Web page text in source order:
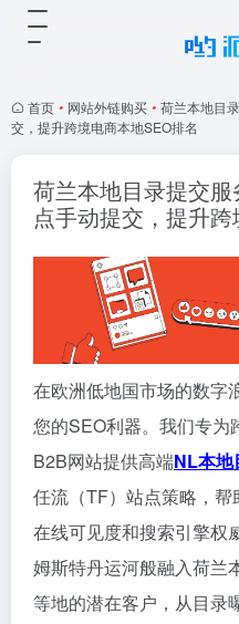
首页 • 网站外链购买 • 荷兰本地目
交，提升跨境电商本地SEO排名
荷兰本地目录提交
点手动提交，提升
在欧洲低地国市场的数字
您的SEO利器。我们专为
B2B网站提供高端NL本地
任流（TF）站点策略，
在线可见度和搜索引擎权
姆斯特丹运河般融入荷兰
等地的潜在客户，从目录